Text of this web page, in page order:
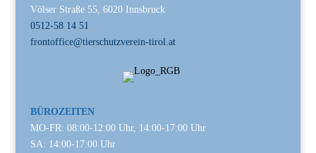
Völser Straße 55, 6020 Innsbruck
0512-58 14 51
frontoffice@tierschutzverein-tirol.at
BÜROZEITEN
MO-FR: 08:00-12:00 Uhr, 14:00-17:00 Uhr
SA: 14:00-17:00 Uhr